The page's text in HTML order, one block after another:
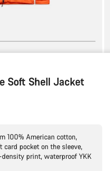
Soft Shell Jacket
100% American cotton,
pocket on the sleeve,
print, waterproof YKK